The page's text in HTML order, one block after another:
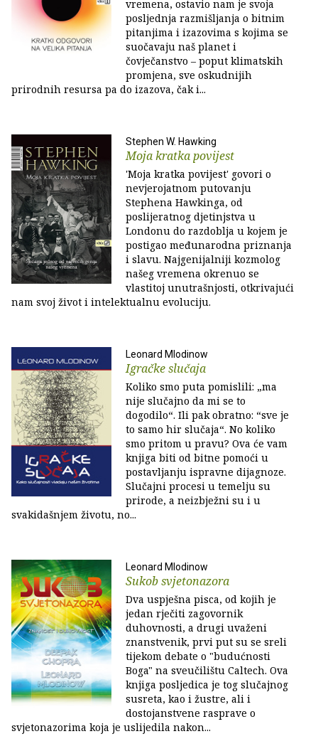
vremena, ostavio nam je svoja
posljednja razmišljanja o bitnim
pitanjima i izazovima s kojima se
suočavaju naš planet i
čovječanstvo – poput klimatskih
promjena, sve oskudnijih
prirodnih resursa pa do izazova, čak i...
Stephen W. Hawking
Moja kratka povijest
'Moja kratka povijest' govori o
nevjerojatnom putovanju
Stephena Hawkinga, od
poslijeratnog djetinjstva u
Londonu do razdoblja u kojem je
postigao međunarodna priznanja
i slavu. Najgenijalniji kozmolog
našeg vremena okrenuo se
vlastitoj unutrašnjosti, otkrivajući
nam svoj život i intelektualnu evoluciju.
Leonard Mlodinow
Igračke slučaja
Koliko smo puta pomislili: „ma
nije slučajno da mi se to
dogodilo“. Ili pak obratno: “sve je
to samo hir slučaja“. No koliko
smo pritom u pravu? Ova će vam
knjiga biti od bitne pomoći u
postavljanju ispravne dijagnoze.
Slučajni procesi u temelju su
prirode, a neizbježni su i u
svakidašnjem životu, no...
Leonard Mlodinow
Sukob svjetonazora
Dva uspješna pisca, od kojih je
jedan rječiti zagovornik
duhovnosti, a drugi uvaženi
znanstvenik, prvi put su se sreli
tijekom debate o "budućnosti
Boga" na sveučilištu Caltech. Ova
knjiga posljedica je tog slučajnog
susreta, kao i žustre, ali i
dostojanstvene rasprave o
svjetonazorima koja je uslijedila nakon...